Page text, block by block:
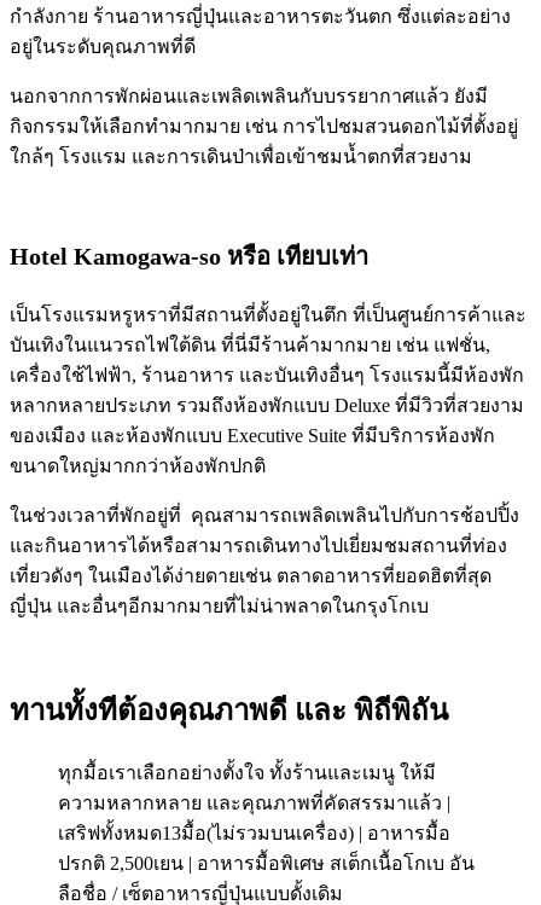
กำลังกาย ร้านอาหารญี่ปุ่นและอาหารตะวันตก ซึ่งแต่ละอย่าง
อยู่ในระดับคุณภาพที่ดี
นอกจากการพักผ่อนและเพลิดเพลินกับบรรยากาศแล้ว ยังมี
กิจกรรมให้เลือกทำมากมาย เช่น การไปชมสวนดอกไม้ที่ตั้งอยู่
ใกล้ๆ โรงแรม และการเดินป่าเพื่อเข้าชมน้ำตกที่สวยงาม
Hotel Kamogawa-so หรือ เทียบเท่า
เป็นโรงแรมหรูหราที่มีสถานที่ตั้งอยู่ในตึก ที่เป็นศูนย์การค้าและ
บันเทิงในแนวรถไฟใต้ดิน ที่นี่มีร้านค้ามากมาย เช่น แฟชั่น,
เครื่องใช้ไฟฟ้า, ร้านอาหาร และบันเทิงอื่นๆ โรงแรมนี้มีห้องพัก
หลากหลายประเภท รวมถึงห้องพักแบบ Deluxe ที่มีวิวที่สวยงาม
ของเมือง และห้องพักแบบ Executive Suite ที่มีบริการห้องพัก
ขนาดใหญ่มากกว่าห้องพักปกติ
ในช่วงเวลาที่พักอยู่ที่ คุณสามารถเพลิดเพลินไปกับการช้อปปิ้ง
และกินอาหารได้หรือสามารถเดินทางไปเยี่ยมชมสถานที่ท่อง
เที่ยวดังๆ ในเมืองได้ง่ายดายเช่น ตลาดอาหารที่ยอดฮิตที่สุด
ญี่ปุ่น และอื่นๆอีกมากมายที่ไม่น่าพลาดในกรุงโกเบ
ทานทั้งทีต้องคุณภาพดี และ พิถีพิถัน
ทุกมื้อเราเลือกอย่างตั้งใจ ทั้งร้านและเมนู ให้มี
ความหลากหลาย และคุณภาพที่คัดสรรมาแล้ว |
เสริฟทั้งหมด13มื้อ(ไม่รวมบนเครื่อง) | อาหารมื้อ
ปรกติ 2,500เยน | อาหารมื้อพิเศษ สเต็กเนื้อโกเบ อัน
ลือชื่อ / เซ็ตอาหารญี่ปุ่นแบบดั้งเดิม